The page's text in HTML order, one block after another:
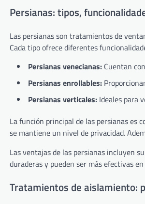
Persianas: tipos,
Las persianas son tratamientos de
Cada tipo ofrece diferentes
Persianas venecianas: Cuentan
Persianas enrollables:
Persianas verticales: Ideales para
La función principal de las persianas es
se mantiene un nivel de privacidad.
Las ventajas de las persianas incluyen
duraderas y pueden ser más efectivas
Tratamientos de aislamiento: